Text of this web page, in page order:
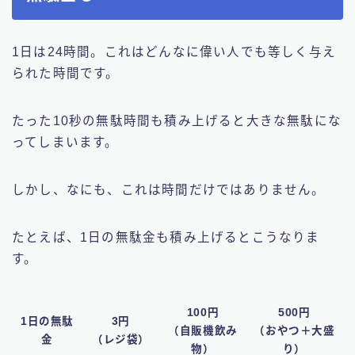
1日は24時間。これはどんなに偉い人でも等しく与え
られた時間です。
たった10秒の無駄時間も積み上げると大きな無駄にな
ってしまいます。
しかし、なにも、これは時間だけではありません。
たとえば、1日の無駄金も積み上げるとこうなりま
す。
1日の無駄
金
3円
（レジ袋）
100円
（自販機飲み
物）
500円
（おやつ＋大盛
り）